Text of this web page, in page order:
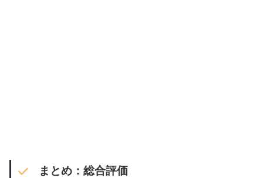
まとめ：総合評価